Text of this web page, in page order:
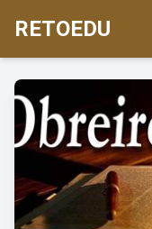
RETOEDU